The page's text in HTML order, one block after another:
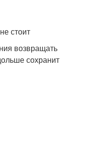
стоит
возвращать
сохранит